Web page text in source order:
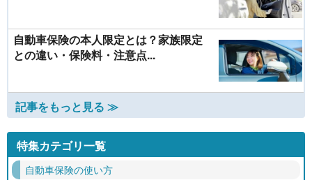
自動車保険の本人限定とは？家族限定
との違い・保険料・注意点...
記事をもっと見る ≫
特集カテゴリ一覧
自動車保険の使い方